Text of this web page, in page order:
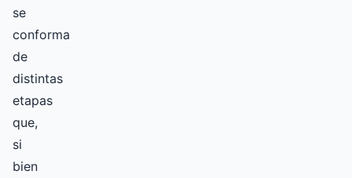
se
conforma
de
distintas
etapas
que,
si
bien